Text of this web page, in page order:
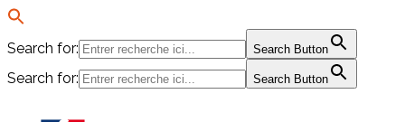
Search for: Search Button
Search for: Search Button